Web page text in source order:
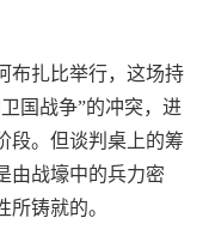
布扎比举行，这场持
国战争”的冲突，进
段。但谈判桌上的筹
由战壕中的兵力密
铸就的。